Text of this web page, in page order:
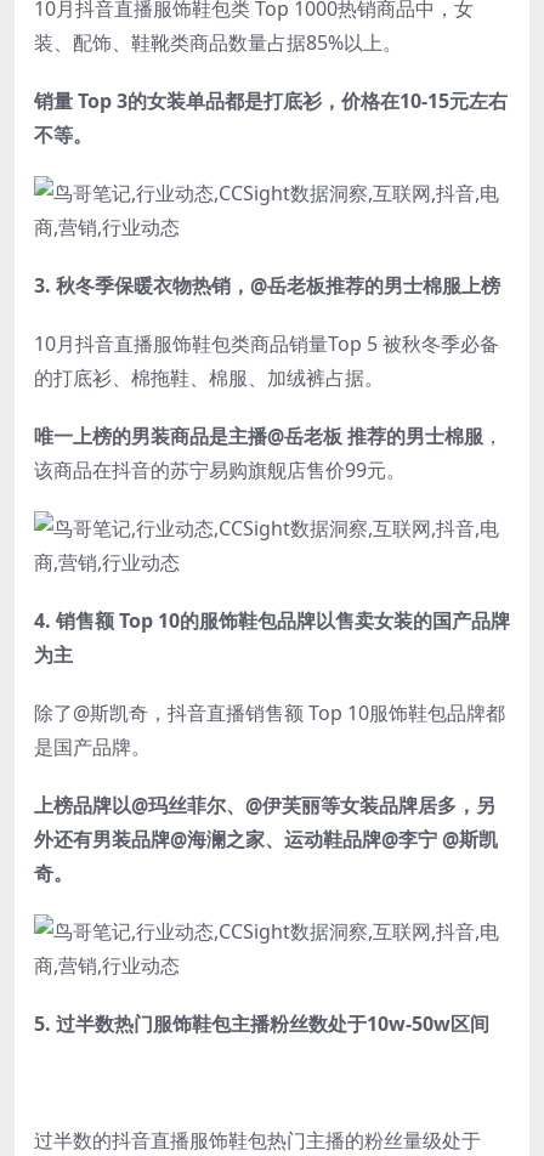
10月抖音直播服饰鞋包类 Top 1000热销商品中，女
装、配饰、鞋靴类商品数量占据85%以上。
销量 Top 3的女装单品都是打底衫，价格在10-15元左右
不等。
3. 秋冬季保暖衣物热销，@岳老板推荐的男士棉服上榜
10月抖音直播服饰鞋包类商品销量Top 5 被秋冬季必备
的打底衫、棉拖鞋、棉服、加绒裤占据。
唯一上榜的男装商品是主播@岳老板 推荐的男士棉服 ，
该商品在抖音的苏宁易购旗舰店售价99元。
4. 销售额 Top 10的服饰鞋包品牌以售卖女装的国产品牌
为主
除了@斯凯奇，抖音直播销售额 Top 10服饰鞋包品牌都
是国产品牌。
上榜品牌以@玛丝菲尔、@伊芙丽等女装品牌居多，另
外还有男装品牌@海澜之家、运动鞋品牌@李宁 @斯凯
奇。
5. 过半数热门服饰鞋包主播粉丝数处于10w-50w区间
过半数的抖音直播服饰鞋包热门主播的粉丝量级处于